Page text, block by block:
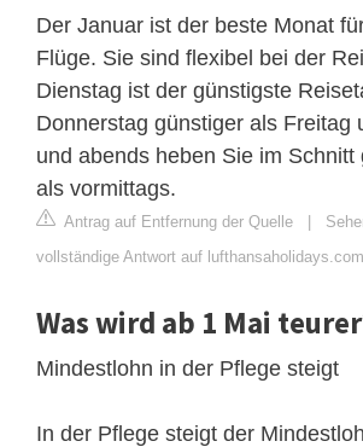
Der Januar ist der beste Monat
Flüge. Sie sind flexibel bei der
Dienstag ist der günstigste
Donnerstag günstiger als Freitag
und abends heben Sie im Schnitt
als vormittags.
Antrag auf Entfernung der Quelle |
vollständige Antwort auf
Was wird ab 1 Mai
Mindestlohn in der Pflege steigt
In der Pflege steigt der